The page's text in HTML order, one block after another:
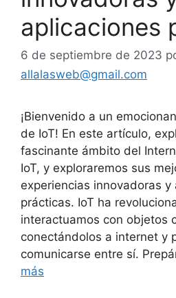
aplicaciones
6 de septiembre de 2023
allalasweb@gmail.com
¡Bienvenido a un
de IoT! En este artículo,
fascinante ámbito del
IoT, y exploraremos sus
experiencias innovadoras y
prácticas. IoT ha
interactuamos con objetos
conectándolos a internet y
comunicarse entre sí.
más